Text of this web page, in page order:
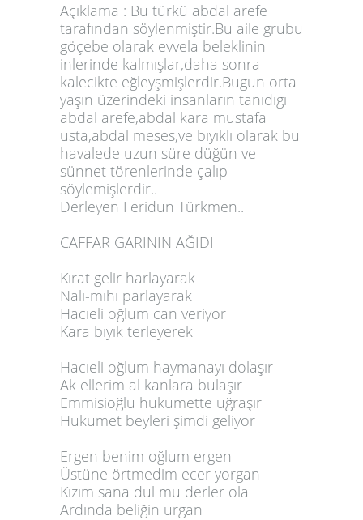
Açıklama : Bu türkü abdal arefe
tarafından söylenmiştir.Bu aile grubu
göçebe olarak evvela beleklinin
inlerinde kalmışlar,daha sonra
kalecikte eğleyşmişlerdir.Bugun orta
yaşın üzerindeki insanların tanıdıgı
abdal arefe,abdal kara mustafa
usta,abdal meses,ve bıyıklı olarak bu
havalede uzun süre düğün ve
sünnet törenlerinde çalıp
söylemişlerdir..
Derleyen Feridun Türkmen..
CAFFAR GARININ AĞIDI
Kırat gelir harlayarak
Nalı-mıhı parlayarak
Hacıeli oğlum can veriyor
Kara bıyık terleyerek
Hacıeli oğlum haymanayı dolaşır
Ak ellerim al kanlara bulaşır
Emmisioğlu hukumette uğraşır
Hukumet beyleri şimdi geliyor
Ergen benim oğlum ergen
Üstüne örtmedim ecer yorgan
Kızım sana dul mu derler ola
Ardında beliğin urgan